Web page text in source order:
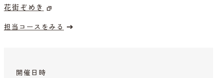
花街ぞめき
担当コースをみる
開催日時